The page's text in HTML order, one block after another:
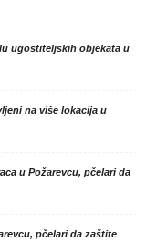
ugostiteljskih objekata u
na više lokacija u
u Požarevcu, pčelari da
pčelari da zaštite